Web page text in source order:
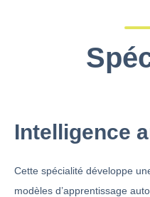
Intelligence
Cette spécialité développe
modèles d’apprentissage